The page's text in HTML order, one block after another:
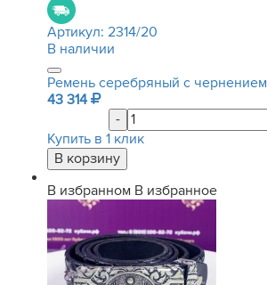
Артикул: 2314/20
В наличии
Ремень серебряный с чернением
43 314
-
Купить в 1 клик
В избранном В избранное